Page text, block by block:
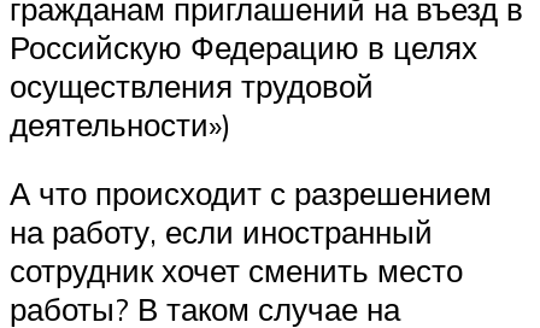
гражданам приглашений на въезд в
Российскую Федерацию в целях
осуществления трудовой
деятельности»)
А что происходит с разрешением
на работу, если иностранный
сотрудник хочет сменить место
работы? В таком случае на